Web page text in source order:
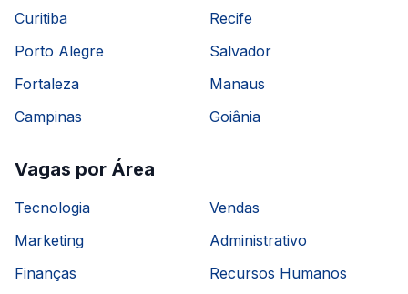
Curitiba
Recife
Porto Alegre
Salvador
Fortaleza
Manaus
Campinas
Goiânia
Vagas por Área
Tecnologia
Vendas
Marketing
Administrativo
Finanças
Recursos Humanos